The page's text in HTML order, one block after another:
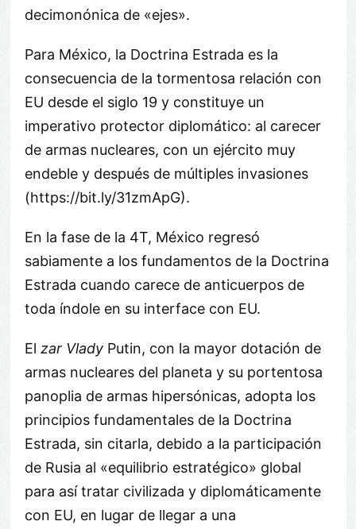
decimonónica de «ejes».
Para México, la Doctrina Estrada es la
consecuencia de la tormentosa relación con
EU desde el siglo 19 y constituye un
imperativo protector diplomático: al carecer
de armas nucleares, con un ejército muy
endeble y después de múltiples invasiones
(https://bit.ly/31zmApG).
En la fase de la 4T, México regresó
sabiamente a los fundamentos de la Doctrina
Estrada cuando carece de anticuerpos de
toda índole en su interface con EU.
El zar VladyPutin, con la mayor dotación de
armas nucleares del planeta y su portentosa
panoplia de armas hipersónicas, adopta los
principios fundamentales de la Doctrina
Estrada, sin citarla, debido a la participación
de Rusia al «equilibrio estratégico» global
para así tratar civilizada y diplomáticamente
con EU, en lugar de llegar a una